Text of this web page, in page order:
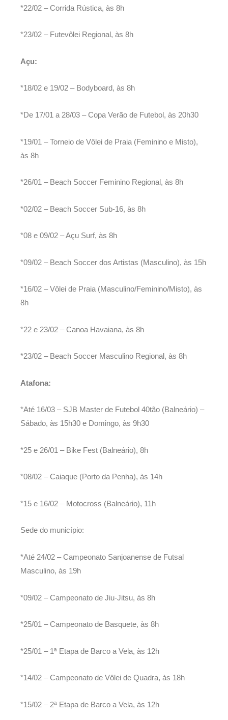
*22/02 – Corrida Rústica, às 8h
*23/02 – Futevôlei Regional, às 8h
Açu:
*18/02 e 19/02 – Bodyboard, às 8h
*De 17/01 a 28/03 – Copa Verão de Futebol, às 20h30
*19/01 – Torneio de Vôlei de Praia (Feminino e Misto),
às 8h
*26/01 – Beach Soccer Feminino Regional, às 8h
*02/02 – Beach Soccer Sub-16, às 8h
*08 e 09/02 – Açu Surf, às 8h
*09/02 – Beach Soccer dos Artistas (Masculino), às 15h
*16/02 – Vôlei de Praia (Masculino/Feminino/Misto), às
8h
*22 e 23/02 – Canoa Havaiana, às 8h
*23/02 – Beach Soccer Masculino Regional, às 8h
Atafona:
*Até 16/03 – SJB Master de Futebol 40tão (Balneário) –
Sábado, às 15h30 e Domingo, às 9h30
*25 e 26/01 – Bike Fest (Balneário), 8h
*08/02 – Caiaque (Porto da Penha), às 14h
*15 e 16/02 – Motocross (Balneário), 11h
Sede do município:
*Até 24/02 – Campeonato Sanjoanense de Futsal
Masculino, às 19h
*09/02 – Campeonato de Jiu-Jitsu, às 8h
*25/01 – Campeonato de Basquete, às 8h
*25/01 – 1ª Etapa de Barco a Vela, às 12h
*14/02 – Campeonato de Vôlei de Quadra, às 18h
*15/02 – 2ª Etapa de Barco a Vela, às 12h